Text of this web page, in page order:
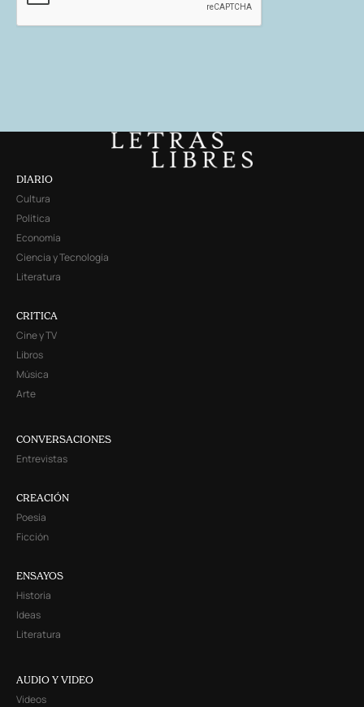
DIARIO
Cultura
Política
Economía
Ciencia y Tecnología
Literatura
CRITICA
Cine y TV
Libros
Música
Arte
CONVERSACIONES
Entrevistas
CREACIÓN
Poesía
Ficción
ENSAYOS
Historia
Ideas
Literatura
AUDIO Y VIDEO
Videos